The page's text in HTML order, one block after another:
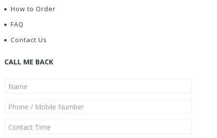
How to Order
FAQ
Contact Us
CALL ME BACK